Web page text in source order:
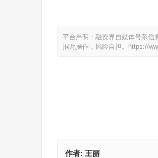
平台声明：融资界自媒体号系信
据此操作，风险自担。
https://
作者: 王丽